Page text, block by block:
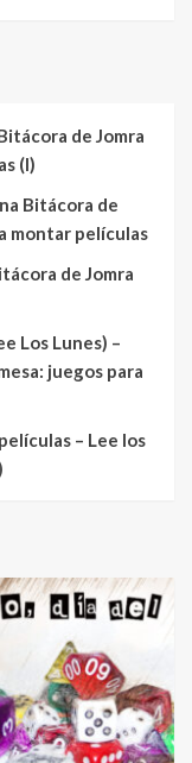
de Jomra
(I)
Bitácora de
montar películas
de Jomra
Los Lunes) –
juegos para
– Lee los